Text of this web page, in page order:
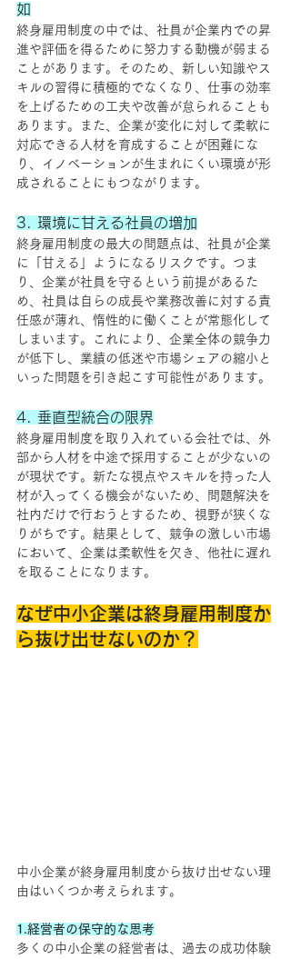
如
終身雇用制度の中では、社員が企業内での昇
進や評価を得るために努力する動機が弱まる
ことがあります。そのため、新しい知識やス
キルの習得に積極的でなくなり、仕事の効率
を上げるための工夫や改善が怠られることも
あります。また、企業が変化に対して柔軟に
対応できる人材を育成することが困難にな
り、イノベーションが生まれにくい環境が形
成されることにもつながります。
3. 環境に甘える社員の増加
終身雇用制度の最大の問題点は、社員が企業
に「甘える」ようになるリスクです。つま
り、企業が社員を守るという前提があるた
め、社員は自らの成長や業務改善に対する責
任感が薄れ、惰性的に働くことが常態化して
しまいます。これにより、企業全体の競争力
が低下し、業績の低迷や市場シェアの縮小と
いった問題を引き起こす可能性があります。
4. 垂直型統合の限界
終身雇用制度を取り入れている会社では、外
部から人材を中途で採用することが少ないの
が現状です。新たな視点やスキルを持った人
材が入ってくる機会がないため、問題解決を
社内だけで行おうとするため、視野が狭くな
りがちです。結果として、競争の激しい市場
において、企業は柔軟性を欠き、他社に遅れ
を取ることになります。
なぜ中小企業は終身雇用制度か
ら抜け出せないのか？
中小企業が終身雇用制度から抜け出せない理
由はいくつか考えられます。
1.経営者の保守的な思考
多くの中小企業の経営者は、過去の成功体験